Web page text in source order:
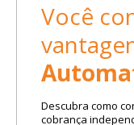
Você
Descubra como
cobrança